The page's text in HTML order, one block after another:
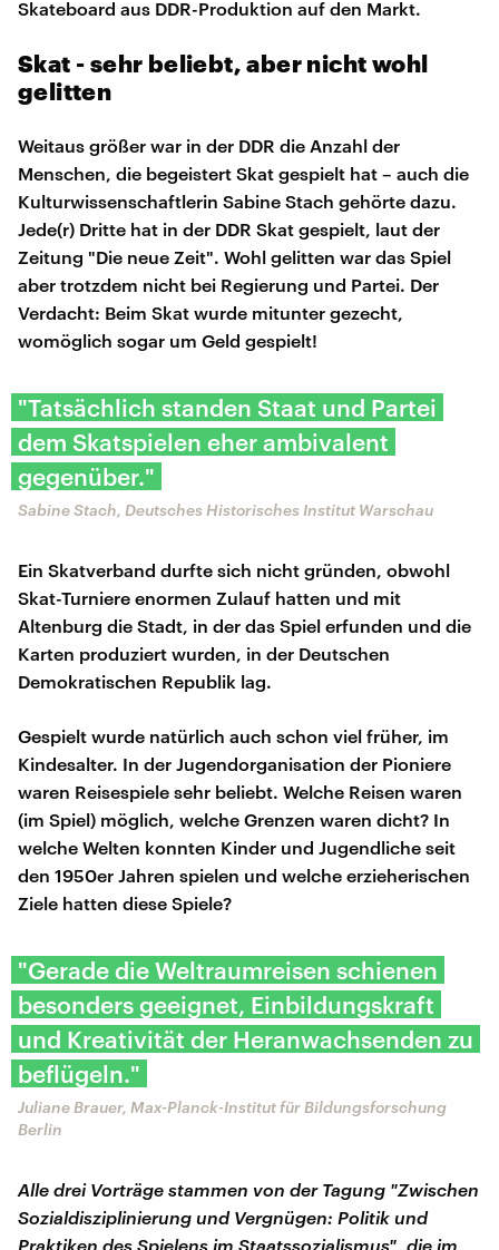
Skateboard aus DDR-Produktion auf den Markt.
Skat - sehr beliebt, aber nicht wohl
gelitten
Weitaus größer war in der DDR die Anzahl der
Menschen, die begeistert Skat gespielt hat – auch die
Kulturwissenschaftlerin Sabine Stach gehörte dazu.
Jede(r) Dritte hat in der DDR Skat gespielt, laut der
Zeitung "Die neue Zeit". Wohl gelitten war das Spiel
aber trotzdem nicht bei Regierung und Partei. Der
Verdacht: Beim Skat wurde mitunter gezecht,
womöglich sogar um Geld gespielt!
"Tatsächlich standen Staat und Partei
dem Skatspielen eher ambivalent
gegenüber."
Sabine Stach, Deutsches Historisches Institut Warschau
Ein Skatverband durfte sich nicht gründen, obwohl
Skat-Turniere enormen Zulauf hatten und mit
Altenburg die Stadt, in der das Spiel erfunden und die
Karten produziert wurden, in der Deutschen
Demokratischen Republik lag.
Gespielt wurde natürlich auch schon viel früher, im
Kindesalter. In der Jugendorganisation der Pioniere
waren Reisespiele sehr beliebt. Welche Reisen waren
(im Spiel) möglich, welche Grenzen waren dicht? In
welche Welten konnten Kinder und Jugendliche seit
den 1950er Jahren spielen und welche erzieherischen
Ziele hatten diese Spiele?
"Gerade die Weltraumreisen schienen
besonders geeignet, Einbildungskraft
und Kreativität der Heranwachsenden zu
beflügeln."
Juliane Brauer, Max-Planck-Institut für Bildungsforschung
Berlin
Alle drei Vorträge stammen von der Tagung "Zwischen
Sozialdisziplinierung und Vergnügen: Politik und
Praktiken des Spielens im Staatssozialismus", die im